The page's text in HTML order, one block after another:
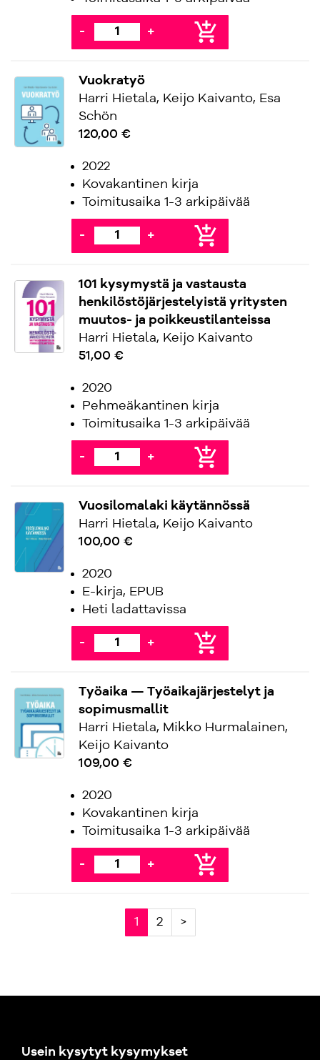
- + add_shopping_cart
Vuokratyö
Harri Hietala, Keijo Kaivanto, Esa
Schön
120,00 €
2022
Kovakantinen kirja
Toimitusaika 1-3 arkipäivää
- + add_shopping_cart
101 kysymystä ja vastausta
henkilöstöjärjestelyistä yritysten
muutos- ja poikkeustilanteissa
Harri Hietala, Keijo Kaivanto
51,00 €
2020
Pehmeäkantinen kirja
Toimitusaika 1-3 arkipäivää
- + add_shopping_cart
Vuosilomalaki käytännössä
Harri Hietala, Keijo Kaivanto
100,00 €
2020
E-kirja, EPUB
Heti ladattavissa
- + add_shopping_cart
Työaika — Työaikajärjestelyt ja
sopimusmallit
Harri Hietala, Mikko Hurmalainen,
Keijo Kaivanto
109,00 €
2020
Kovakantinen kirja
Toimitusaika 1-3 arkipäivää
- + add_shopping_cart
1 2 >
Usein kysytyt kysymykset